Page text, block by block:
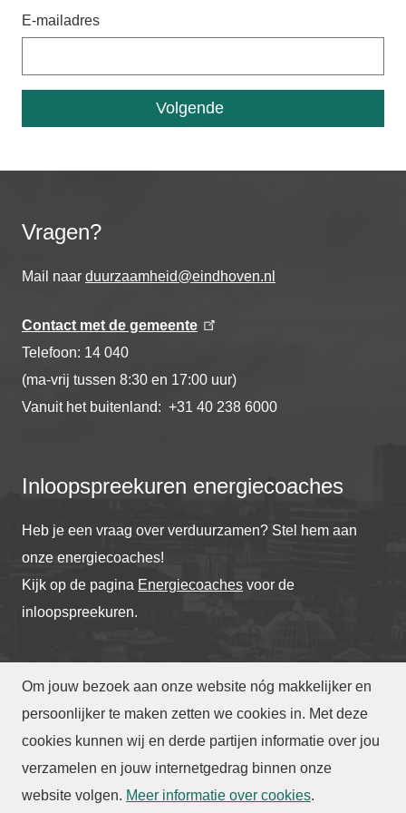
Om jouw bezoek aan onze website nóg makkelijker en
persoonlijker te maken zetten we cookies in. Met deze
cookies kunnen wij en derde partijen informatie over jou
verzamelen en jouw internetgedrag binnen onze
website volgen. Meer informatie over cookies.
E-mailadres
Vragen?
Mail naar duurzaamheid@eindhoven.nl
Contact met de gemeente
Telefoon: 14 040
(ma-vrij tussen 8:30 en 17:00 uur)
Vanuit het buitenland: +31 40 238 6000
Inloopspreekuren energiecoaches
Heb je een vraag over verduurzamen? Stel hem aan
onze energiecoaches!
Kijk op de pagina Energiecoaches voor de
inloopspreekuren.
© Gemeente Eindhoven2026
Toegankelijkheid |Privacy |Webarchief